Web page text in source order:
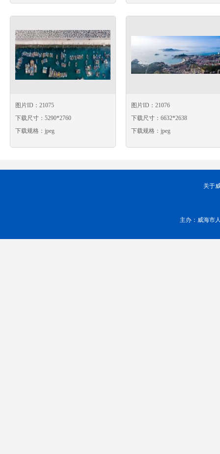
图片ID：21075
下载尺寸：5290*2760
下载规格：jpeg
图片ID：21076
下载尺寸：6632*2638
下载规格：jpeg
关于
主办：威海市